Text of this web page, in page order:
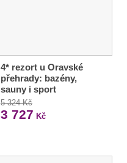
4* rezort u Oravské
přehrady: bazény,
sauny i sport
5 324 Kč
3 727 Kč